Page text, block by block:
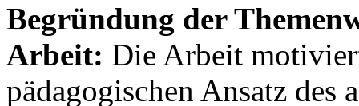
Begründung der
Arbeit: Die Arbeit
pädagogischen Ansatz